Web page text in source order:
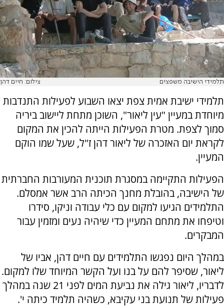
תלמידי הישיבה משפצים צילום: חיים דהן
תלמידי ישיבת אמית צפת יצאו השבוע לפעילות התנדבות
מיוחדת במעיין "עין ליאור", השוכן מתחת ליישוב ביריה
סמוך לצפת. מטרת הפעילות הייתה להכין את המקום
לקראת יום האזכרה של ליאור דהן ז"ל, שעל שמו הוקם
המעיין.
הפעילות התקיימה במסגרת תוכנית המעורבות החברתית
של הישיבה, בהובלת מחנך הכיתה הרב אשר אמסלם.
התלמידים הגיעו למקום עם כלי עבודה וניקו, סידרו
וטיפחו את מתחם המעיין כדי שיהיה נעים ומזמין עבור
המבקרים.
במהלך היום נפגשו התלמידים עם חיים דהן, אביו של
ליאור, שסיפר להם על בנו ועל הקשר המיוחד שלו למקום.
לדבריו, ליאור גילה את נביעת המים לפני 21 שנה במהלך
פעילות של תנועת בני עקיבא, כשהיה תלמיד כיתה י'.